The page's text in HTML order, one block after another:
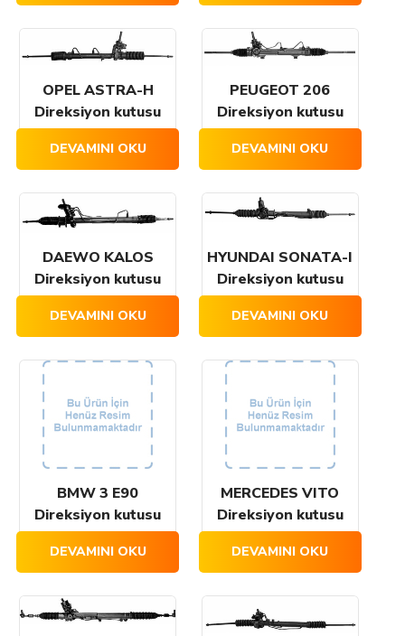
OPEL ASTRA-H
Direksiyon kutusu
DEVAMINI OKU
PEUGEOT 206
Direksiyon kutusu
DEVAMINI OKU
DAEWO KALOS
Direksiyon kutusu
DEVAMINI OKU
HYUNDAI SONATA-I
Direksiyon kutusu
DEVAMINI OKU
BMW 3 E90
Direksiyon kutusu
DEVAMINI OKU
MERCEDES VITO
Direksiyon kutusu
DEVAMINI OKU